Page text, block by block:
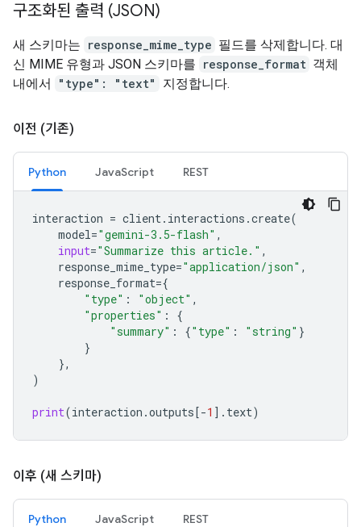
구조화된 출력 (JSON)
새 스키마는 response_mime_type 필드를 삭제합니다. 대
신 MIME 유형과 JSON 스키마를 response_format 객체
내에서
"type": "text" 지정합니다.
이전 (기존)
Python JavaScript REST
interaction = client. interactions .create(
model="gemini-3.5-flash" ,
input="Summarize this article." ,
response_mime_type="application/json" ,
response_format={
"type" : "object" ,
"properties" :
{
"summary" : {"type" : "string" }
}
},
)
print(interaction .outputs[-1 ] . text)
이후 (새 스키마)
Python JavaScript REST